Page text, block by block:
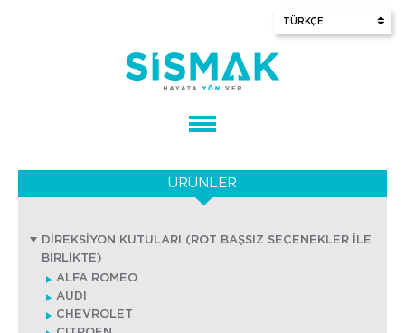
ÜRÜNLER
DİREKSİYON KUTULARI (ROT BAŞSIZ SEÇENEKLER İLE
BİRLİKTE)
ALFA ROMEO
AUDI
CHEVROLET